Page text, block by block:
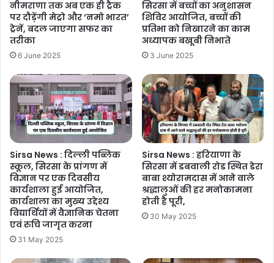
नीमराणा तक अब एक ही ट्रैक
पर दौड़ेंगी मेट्रो और ‘नमो भारत’
ट्रेनें, बदल जाएगा सफर का
तरीका
6 June 2025
सिरसा में बच्चों का अनुशासन
शिविर आयोजित, बच्चों की
प्रतिभा को निखारने का काम
अध्यापक बखूबी निभाते
3 June 2025
Sirsa News : दिल्ली पब्लिक
स्कूल, सिरसा के प्रांगण में
विज्ञान पर एक दिवसीय
कार्यशाला हुई आयोजित,
कार्यशाला का मुख्य उद्देश्य
विद्यार्थियों में वैज्ञानिक चेतना
एवं रुचि जागृत करना
31 May 2025
Sirsa News : हरियाणा के
सिरसा में डबवाली रोड स्थित डेरा
बाबा श्योरामदास में आने वाले
श्रद्धालुओं की हर मनोकामना
होती है पूरी,
30 May 2025